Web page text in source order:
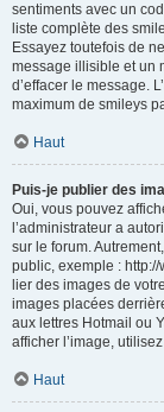
sentiments avec un
liste complète des
Essayez toutefois de
message illisible et un
d’effacer le message.
maximum de smileys
Haut
Puis-je publier des
Oui, vous pouvez
l’administrateur a
sur le forum.
public, exemple :
lier des images de
images placées
aux lettres Hotmail ou
afficher l’image,
Haut